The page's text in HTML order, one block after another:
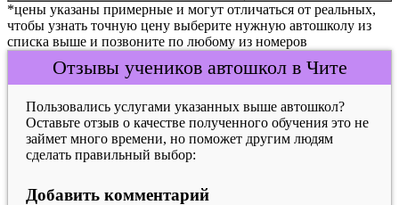
*цены указаны примерные и могут отличаться от реальных,
чтобы узнать точную цену выберите нужную автошколу из
списка выше и позвоните по любому из номеров
Отзывы учеников автошкол в Чите
Пользовались услугами указанных выше автошкол?
Оставьте отзыв о качестве полученного обучения это не
займет много времени, но поможет другим людям
сделать правильный выбор:
Добавить комментарий